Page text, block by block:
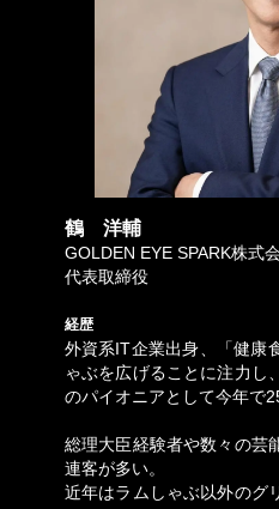
鶴 洋輔
GOLDEN EYE SPARK株式
代表取締役
経歴
外資系IT企業出身、「健康
ゃぶを広げることに注力し
のパイオニアとして今年で
総理大臣経験者や数々の芸
連客が多い。
近年はラムしゃぶ以外のグ